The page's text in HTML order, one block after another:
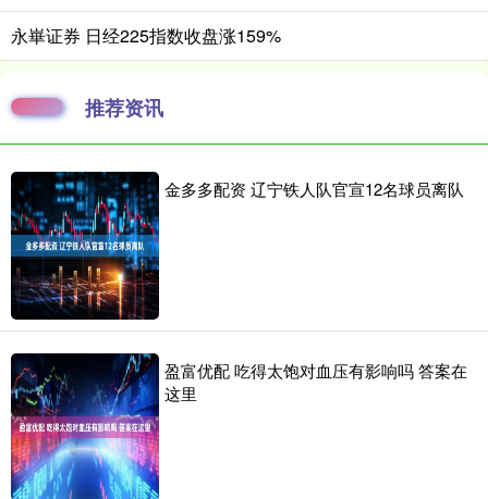
永崋证券 日经225指数收盘涨159%
推荐资讯
金多多配资 辽宁铁人队官宣12名球员离队
盈富优配 吃得太饱对血压有影响吗 答案在
这里